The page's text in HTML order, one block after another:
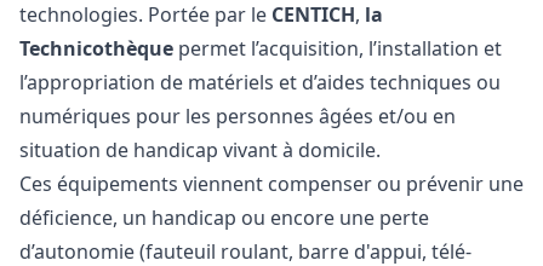
technologies. Portée par le CENTICH, la
Technicothèque permet l’acquisition, l’installation et
l’appropriation de matériels et d’aides techniques ou
numériques pour les personnes âgées et/ou en
situation de handicap vivant à domicile.
Ces équipements viennent compenser ou prévenir une
déficience, un handicap ou encore une perte
d’autonomie (fauteuil roulant, barre d'appui, télé-